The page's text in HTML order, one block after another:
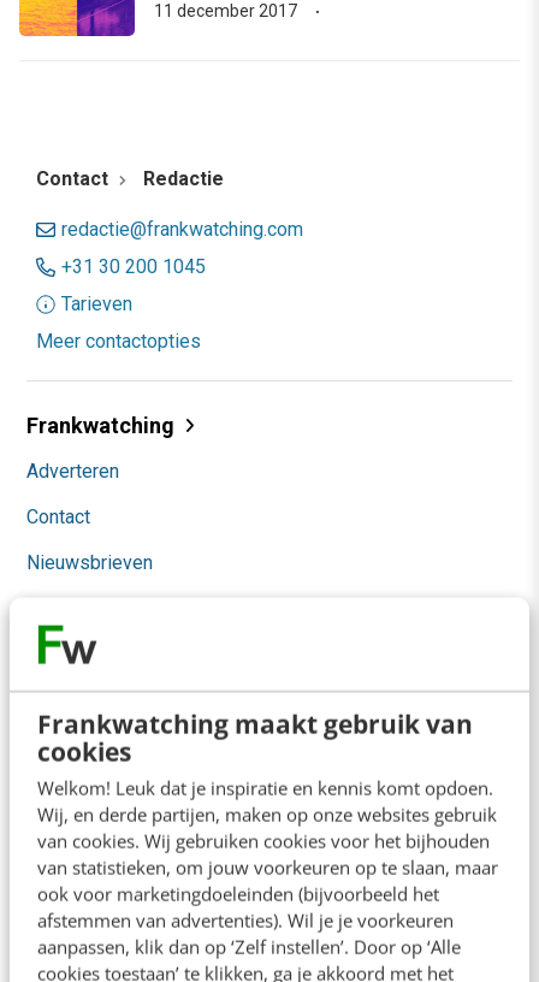
Frankwatching maakt gebruik van
cookies
Welkom! Leuk dat je inspiratie en kennis komt opdoen.
Wij, en derde partijen, maken op onze websites gebruik
van cookies. Wij gebruiken cookies voor het bijhouden
van statistieken, om jouw voorkeuren op te slaan, maar
ook voor marketingdoeleinden (bijvoorbeeld het
afstemmen van advertenties). Wil je je voorkeuren
aanpassen, klik dan op ‘Zelf instellen’. Door op ‘Alle
cookies toestaan’ te klikken, ga je akkoord met het
11 december 2017
Contact Redactie
redactie@frankwatching.com
+31 30 200 1045
Tarieven
Meer contactopties
Frankwatching
Adverteren
Contact
Nieuwsbrieven
Ons team
Werken bij
Whitepapers
Blog
AI & Tech
Content & Communicatie
Klantcontact & CX